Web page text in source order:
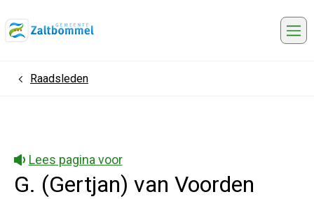
HomeRaadsleden
Lees pagina voor
G. (Gertjan) van Voorden